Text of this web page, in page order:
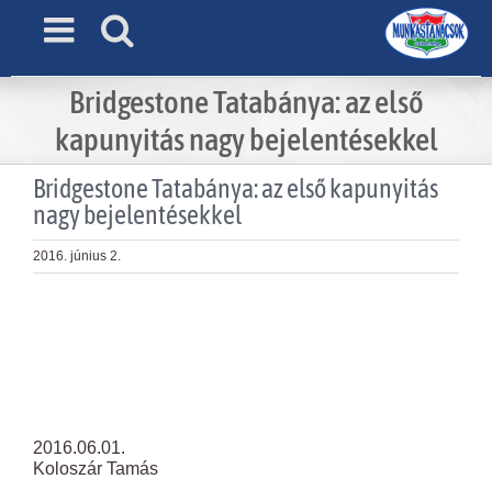
Bridgestone Tatabánya: az első
kapunyitás nagy bejelentésekkel
Bridgestone Tatabánya: az első kapunyitás
nagy bejelentésekkel
2016. június 2.
2016.06.01.
Koloszár Tamás